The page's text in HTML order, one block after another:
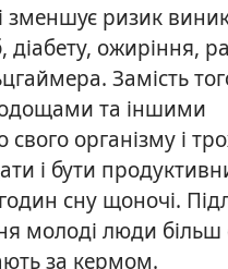
зменшує ризик
діабету, ожиріння,
Замість
та іншими
організму і
і бути
сну щоночі.
молоді люди більш
за кермом.